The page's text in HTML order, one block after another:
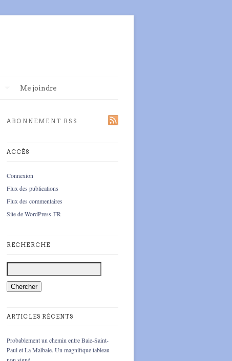
Me joindre
ABONNEMENT RSS
ACCÈS
Connexion
Flux des publications
Flux des commentaires
Site de WordPress-FR
RECHERCHE
ARTICLES RÉCENTS
Probablement un chemin entre Baie-Saint-
Paul et La Malbaie. Un magnifique tableau